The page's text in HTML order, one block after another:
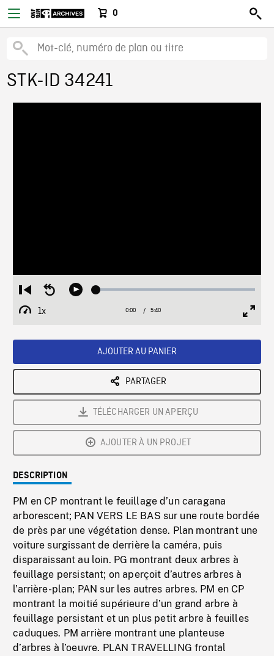
0
STK-ID 34241
Restart
from
beginning
Seek
Play Loaded:
1x
Playback
Current
0:00 / Duration
5:40
AJOUTER AU PANIER
PARTAGER
TÉLÉCHARGER UN APERÇU
AJOUTER À UN PROJET
DESCRIPTION
PM en CP montrant le feuillage d’un caragana
arborescent; PAN VERS LE BAS sur une route bordée
de près par une végétation dense. Plan montrant une
voiture surgissant de derrière la caméra, puis
disparaissant au loin. PG montrant deux arbres à
feuillage persistant; on aperçoit d’autres arbres à
l’arrière-plan; PAN sur les autres arbres. PM en CP
montrant la moitié supérieure d’un grand arbre à
feuillage persistant et un plus petit arbre à feuilles
caduques. PM arrière montrant une planteuse
d’arbres à l’oeuvre. PLAN TRAVELLING frontal